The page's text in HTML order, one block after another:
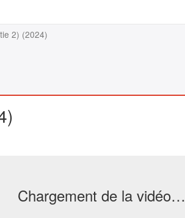
2) (2024)
Chargement de la vidéo…